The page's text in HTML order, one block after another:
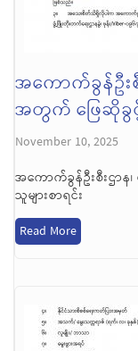
အကောက်ခွန်ဦးစီ
အတွက် ဖြေဆိုခွင့်
November 10, 2025
အကောက်ခွန်ဦးစီးဌာန
သူများစာရင်း
Read More